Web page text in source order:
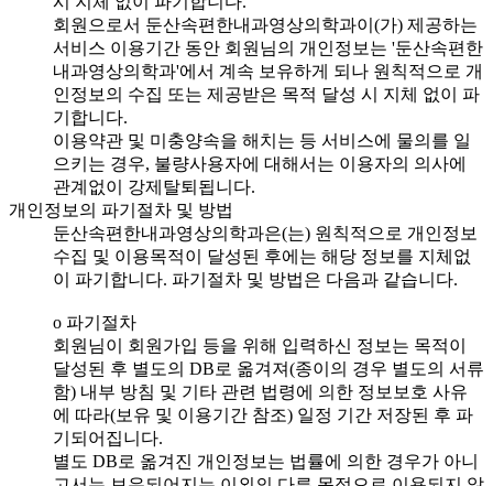
회원으로서 둔산속편한내과영상의학과이(가) 제공하는
서비스 이용기간 동안 회원님의 개인정보는 '둔산속편한
내과영상의학과'에서 계속 보유하게 되나 원칙적으로 개
인정보의 수집 또는 제공받은 목적 달성 시 지체 없이 파
기합니다.
이용약관 및 미충양속을 해치는 등 서비스에 물의를 일
으키는 경우, 불량사용자에 대해서는 이용자의 의사에
관계없이 강제탈퇴됩니다.
개인정보의 파기절차 및 방법
둔산속편한내과영상의학과은(는) 원칙적으로 개인정보
수집 및 이용목적이 달성된 후에는 해당 정보를 지체없
이 파기합니다. 파기절차 및 방법은 다음과 같습니다.
ο 파기절차
회원님이 회원가입 등을 위해 입력하신 정보는 목적이
달성된 후 별도의 DB로 옮겨져(종이의 경우 별도의 서류
함) 내부 방침 및 기타 관련 법령에 의한 정보보호 사유
에 따라(보유 및 이용기간 참조) 일정 기간 저장된 후 파
기되어집니다.
별도 DB로 옮겨진 개인정보는 법률에 의한 경우가 아니